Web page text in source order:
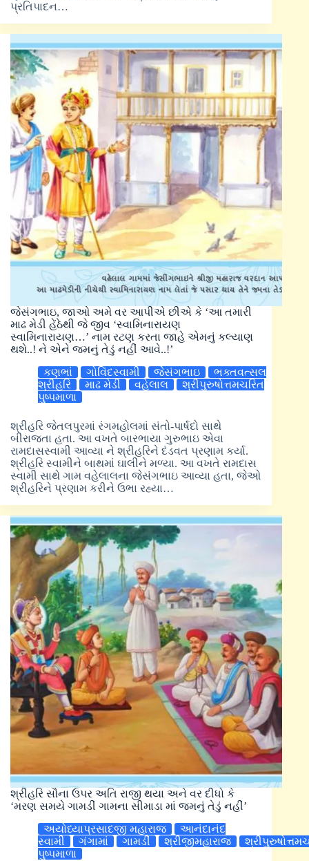
પ્રતિપાદન…
જેસંગભાઇ, જાઓ અમે વર આપીએ છીએ કે ‘આ તમારી
માઢ મેડી હેંઠેથી જે જીવ ‘સ્વામિનારાયણ
સ્વામિનારાયણ…’ નામ રટણ કરતા જાહે એમનું કલ્યાણ
થશે..! ને એને જમનું તેડું નહીં આવે..!’
કણભાં
ગોવિંદસ્વામી જેસંગભાઇ
ભક્તવત્સલ
શ્રીહરિ
માઢ મેડી વહેલાલ
શ્રીપુરુષોત્તમચરિત
પુષ્પમાળા
શ્રીહરિ જેતલપુરમાં રંગમહોલમાં સંતો-પાર્ષદો સાથે
બીરાજતા હતા. આ વખતે બારભાયા ગુરુભાઇ એવા
રામદાસસ્વામી આવ્યા ને શ્રીહરિને દંડવત પ્રણામ કર્યા.
શ્રીહરિ સ્વામીને બાથમાં ઘાલીને મળ્યા. આ વખતે રામદાસ
સ્વામી સાથે ગામ વહેલાલના જેસંગભાઇ આવ્યા હતા, જેઓ
શ્રીહરિને પ્રણામ કરીને ઉભા રહ્યા…
શ્રીહરિ સૌના ઉપર અતિ રાજી થયા અને વર દીધો કે
‘મરણ સમયે ગામડીં ગામના સીમાડા માં જમનું તેડું નહીં’
અયોધ્યાપ્રસાદજી મહારાજ
આનંદાનંદ
સ્વામી
ગંગામાં ગામડીં શ્રીજીમહારાજ
પુષ્પમાળા